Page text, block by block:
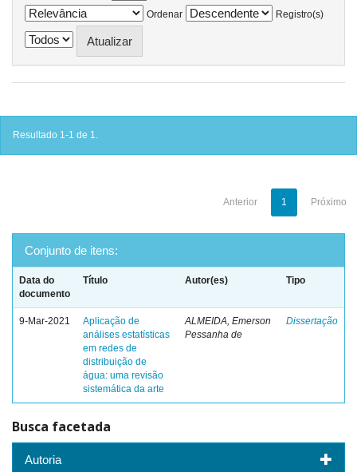
Ordenar
Registro(s)
Resultado 1-1 de 1.
Anterior 1 Próximo
Conjunto de itens:
Data do
documento
Título Autor(es) Tipo
9-Mar-2021
Aplicação de
análises estatísticas
em redes de
distribuição de
água: uma revisão
sistemática da arte
ALMEIDA, Emerson
Pessanha de
Dissertação
Busca facetada
Autoria